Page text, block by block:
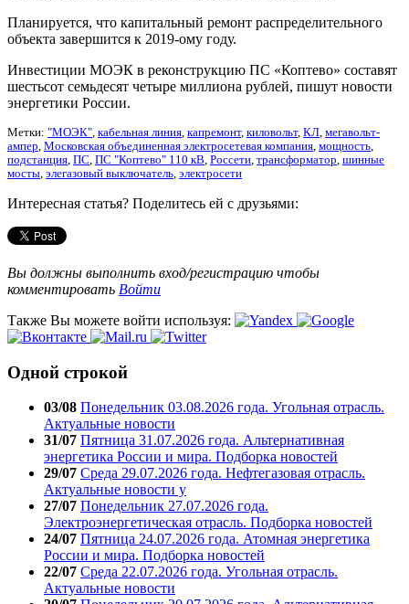
Планируется, что капитальный ремонт распределительного
объекта завершится к 2019-ому году.
Инвестиции МОЭК в реконструкцию ПС «Коптево» составят
шестьсот семьдесят четыре миллиона рублей, пишут новости
энергетики России.
Метки: "МОЭК", кабельная линия, капремонт, киловольт, КЛ, мегавольт-
ампер, Московская объединенная электросетевая компания, мощность,
подстанция, ПС, ПС "Коптево" 110 кВ, Россети, трансформатор, шинные
мосты, элегазовый выключатель, электросети
Интересная статья? Поделитесь ей с друзьями:
Вы должны выполнить вход/регистрацию чтобы
комментировать Войти
Также Вы можете войти используя:
Одной строкой
03/08 Понедельник 03.08.2026 года. Угольная отрасль.
Актуальные новости
31/07 Пятница 31.07.2026 года. Альтернативная
энергетика России и мира. Подборка новостей
29/07 Среда 29.07.2026 года. Нефтегазовая отрасль.
Актуальные новости у
27/07 Понедельник 27.07.2026 года.
Электроэнергетическая отрасль. Подборка новостей
24/07 Пятница 24.07.2026 года. Атомная энергетика
России и мира. Подборка новостей
22/07 Среда 22.07.2026 года. Угольная отрасль.
Актуальные новости